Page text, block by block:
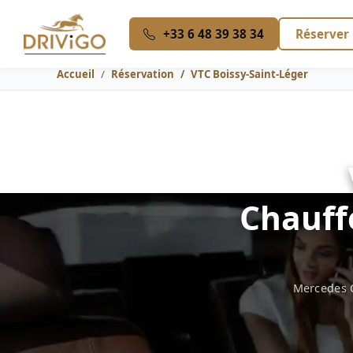
+33 6 48 39 38 34 Réserver
Accueil Réservation VTC Boissy-Saint-Léger
Mercedes